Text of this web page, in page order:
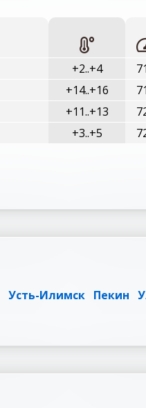
+2..+4
+14..+16
+11..+13
+3..+5
Усть-Илимск Пекин